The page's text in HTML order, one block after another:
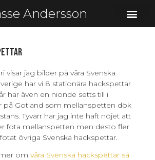
Andersson
visar jag bilder på våra Svenska
har vi 8 stationära hackspettar
har även en nionde setts till i
på Gotland som mellanspetten dök
Tyvärr har jag inte haft nöjet att
fota mellanspetten men desto fler
övriga Svenska hackspettar.
om våra Svenska hackspettar så